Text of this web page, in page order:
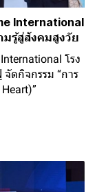
International
มรู้สู่สังคมสูงวัย
โรง
ดกิจกรรม “การ